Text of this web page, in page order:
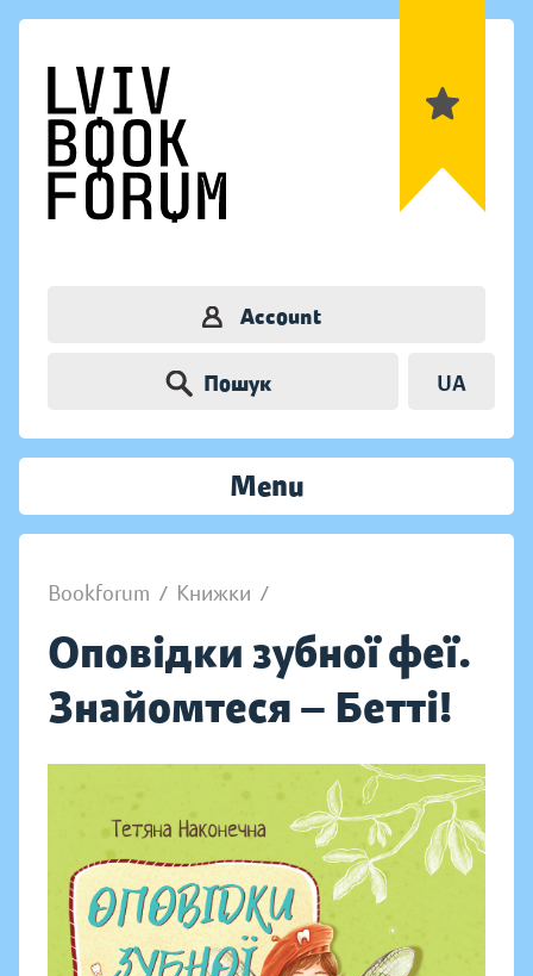
Account
Пошук UA
Menu
Bookforum / Книжки /
Оповідки зубної феї.
Знайомтеся — Бетті!